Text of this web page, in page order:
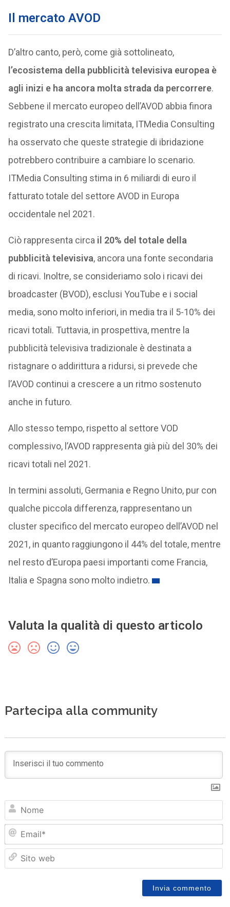
Il mercato AVOD
D’altro canto, però, come già sottolineato,
l’ecosistema della pubblicità televisiva europea è
agli inizi e ha ancora molta strada da percorrere.
Sebbene il mercato europeo dell’AVOD abbia finora
registrato una crescita limitata, ITMedia Consulting
ha osservato che queste strategie di ibridazione
potrebbero contribuire a cambiare lo scenario.
ITMedia Consulting stima in 6 miliardi di euro il
fatturato totale del settore AVOD in Europa
occidentale nel 2021.
Ciò rappresenta circa il 20% del totale della
pubblicità televisiva, ancora una fonte secondaria
di ricavi. Inoltre, se consideriamo solo i ricavi dei
broadcaster (BVOD), esclusi YouTube e i social
media, sono molto inferiori, in media tra il 5-10% dei
ricavi totali. Tuttavia, in prospettiva, mentre la
pubblicità televisiva tradizionale è destinata a
ristagnare o addirittura a ridursi, si prevede che
l’AVOD continui a crescere a un ritmo sostenuto
anche in futuro.
Allo stesso tempo, rispetto al settore VOD
complessivo, l’AVOD rappresenta già più del 30% dei
ricavi totali nel 2021.
In termini assoluti, Germania e Regno Unito, pur con
qualche piccola differenza, rappresentano un
cluster specifico del mercato europeo dell’AVOD nel
2021, in quanto raggiungono il 44% del totale, mentre
nel resto d’Europa paesi importanti come Francia,
Italia e Spagna sono molto indietro.
Valuta la qualità di questo articolo
Partecipa alla community